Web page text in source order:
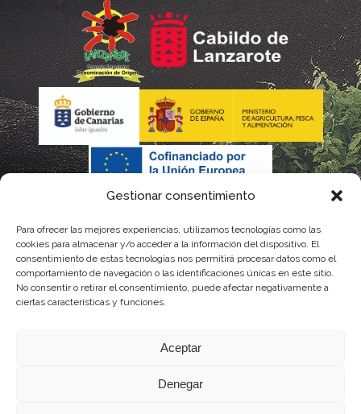
Gestionar consentimiento
Para ofrecer las mejores experiencias, utilizamos tecnologías como las
cookies para almacenar y/o acceder a la información del dispositivo. El
consentimiento de estas tecnologías nos permitirá procesar datos como el
comportamiento de navegación o las identificaciones únicas en este sitio.
No consentir o retirar el consentimiento, puede afectar negativamente a
ciertas características y funciones.
Aceptar
Denegar
La gestión de la DOP Lanzarote realizada por este Consejo Regulador es financiada,
con fondos provenientes del presupuesto de gastos del Instituto Canario de
Calidad Agroalimentaria